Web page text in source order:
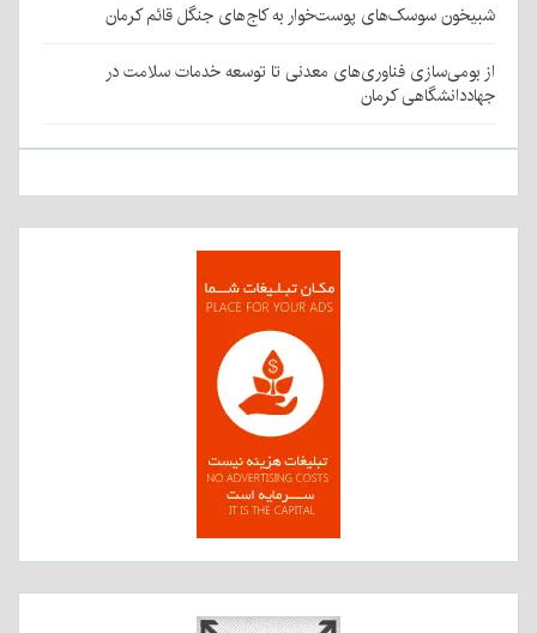
شبیخون سوسک‌های پوست‌خوار به کاج‌های جنگل قائم کرمان
از بومی‌سازی فناوری‌های معدنی تا توسعه خدمات سلامت در
جهاددانشگاهی کرمان